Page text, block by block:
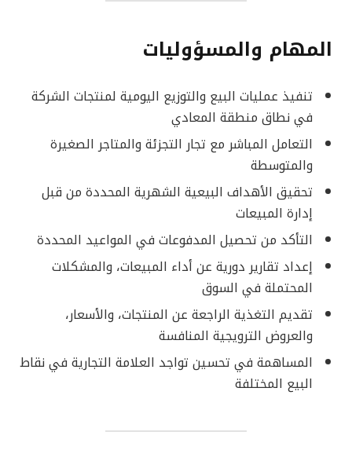
المهام والمسؤوليات
تنفيذ عمليات البيع والتوزيع اليومية لمنتجات الشركة
في نطاق منطقة المعادي
التعامل المباشر مع تجار التجزئة والمتاجر الصغيرة
والمتوسطة
تحقيق الأهداف البيعية الشهرية المحددة من قبل
إدارة المبيعات
التأكد من تحصيل المدفوعات في المواعيد المحددة
إعداد تقارير دورية عن أداء المبيعات، والمشكلات
المحتملة في السوق
تقديم التغذية الراجعة عن المنتجات، والأسعار،
والعروض الترويجية المنافسة
المساهمة في تحسين تواجد العلامة التجارية في نقاط
البيع المختلفة